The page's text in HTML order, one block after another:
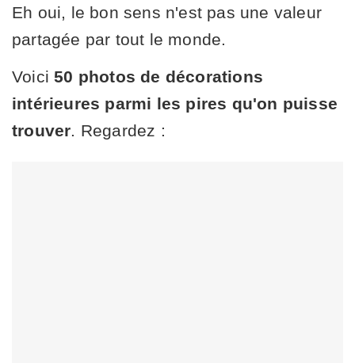
Eh oui, le bon sens n'est pas une valeur
partagée par tout le monde.
Voici50 photos de décorations
intérieures parmi les pires qu'on puisse
trouver . Regardez :